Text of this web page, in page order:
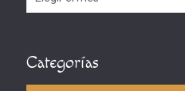
Categorías